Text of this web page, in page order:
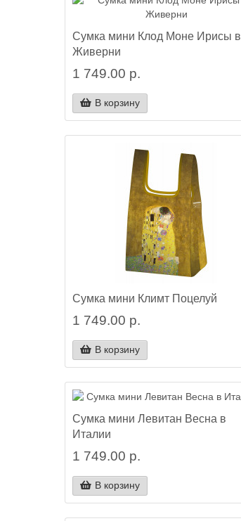
Сумка мини Клод Моне Ирисы в
Живерни
1 749.00 р.
В корзину
Сумка мини Климт Поцелуй
1 749.00 р.
В корзину
Сумка мини Левитан Весна в
Италии
1 749.00 р.
В корзину